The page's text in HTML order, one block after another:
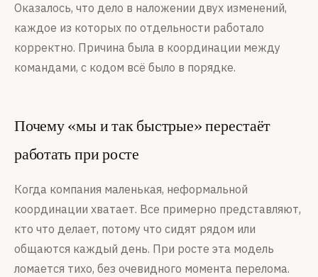
Оказалось, что дело в наложении двух изменений,
каждое из которых по отдельности работало
корректно. Причина была в координации между
командами, с кодом всё было в порядке.
Почему «мы и так быстрые» перестаёт
работать при росте
Когда компания маленькая, неформальной
координации хватает. Все примерно представляют,
кто что делает, потому что сидят рядом или
общаются каждый день. При росте эта модель
ломается тихо, без очевидного момента перелома.